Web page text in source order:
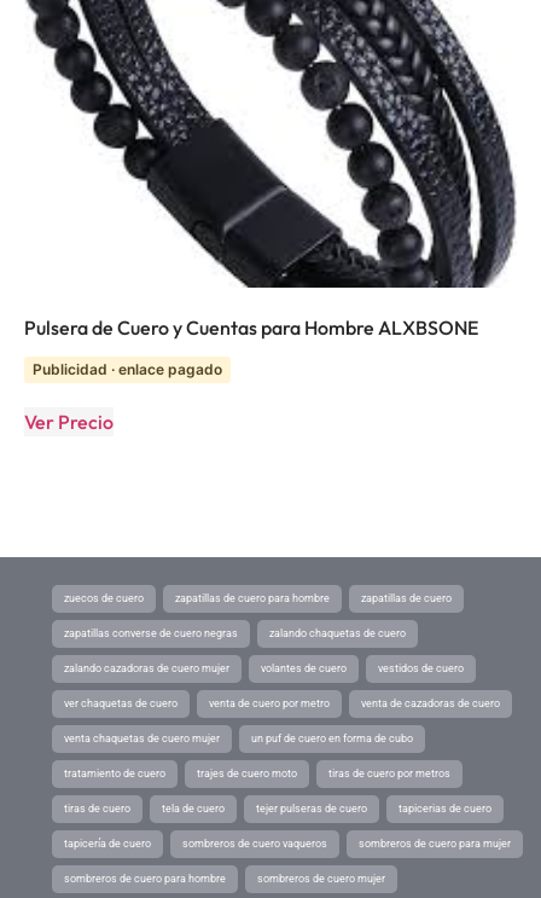
Pulsera de Cuero y Cuentas para Hombre ALXBSONE
Publicidad · enlace pagado
Ver Precio
zuecos de cuero zapatillas de cuero para hombre zapatillas de cuero
zapatillas converse de cuero negras zalando chaquetas de cuero
zalando cazadoras de cuero mujer volantes de cuero vestidos de cuero
ver chaquetas de cuero venta de cuero por metro venta de cazadoras de cuero
venta chaquetas de cuero mujer un puf de cuero en forma de cubo
tratamiento de cuero trajes de cuero moto tiras de cuero por metros
tiras de cuero tela de cuero tejer pulseras de cuero tapicerias de cuero
tapicería de cuero sombreros de cuero vaqueros sombreros de cuero para mujer
sombreros de cuero para hombre sombreros de cuero mujer